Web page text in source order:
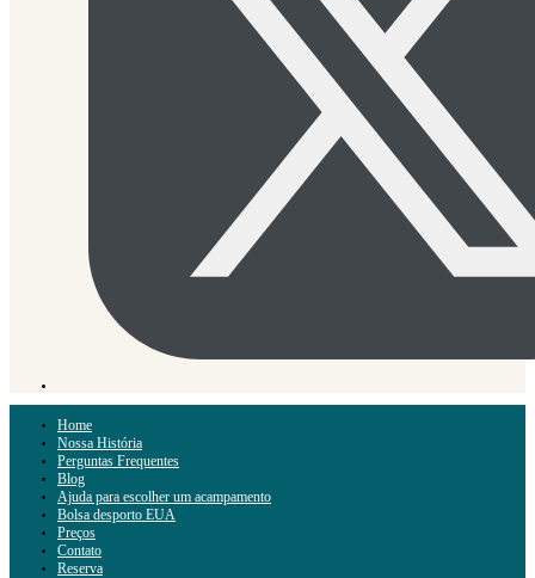
Home
Nossa História
Perguntas Frequentes
Blog
Ajuda para escolher um acampamento
Bolsa desporto EUA
Preços
Contato
Reserva